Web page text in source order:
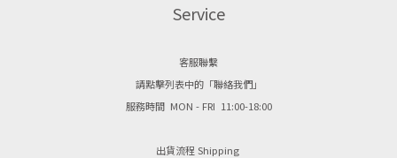
Service
客服聯繫
請點擊列表中的「聯絡我們」
服務時間 MON - FRI 11:00-18:00
出貨流程 Shipping